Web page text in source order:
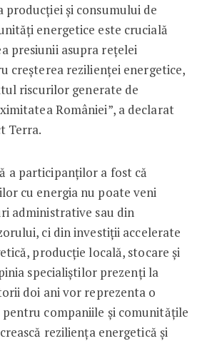
producției și consumului de
energetice este crucială
presiunii asupra rețelei
creșterea rezilienței energetice,
riscurilor generate de
României”, a declarat
Terra.
a participanților a fost că
cu energia nu poate veni
administrative sau din
ci din investiții accelerate
producție locală, stocare și
specialiștilor prezenți la
doi ani vor reprezenta o
pentru companiile și comunitățile
reziliența energetică și